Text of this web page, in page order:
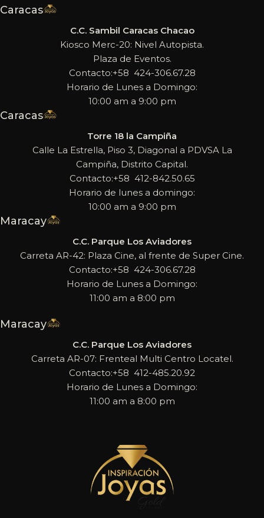
Caracas
C.C. Sambil Caracas Chacao
Kiosco Merc-20: Nivel Autopista.
Plaza de Eventos.
Contacto:+58 424-306.67.28
Horario de Lunes a Domingo:
10:00 am a 9:00 pm
Caracas
Torre 18 la Campiña
Calle La Estrella, Piso 3, Diagonal a PDVSA La
Campiña, Distrito Capital.
Contacto:+58 412-842.50.65
Horario de lunes a domingo:
10:00 am a 9:00 pm
Maracay
C.C. Parque Los Aviadores
Carreta AR-42: Plaza Cine, al frente de Super Cine.
Contacto:+58 424-306.67.28
Horario de Lunes a Domingo:
11:00 am a 8:00 pm
Maracay
C.C. Parque Los Aviadores
Carreta AR-07: Frenteal Multi Centro Locatel.
Contacto:+58 412-485.20.92
Horario de Lunes a Domingo:
11:00 am a 8:00 pm